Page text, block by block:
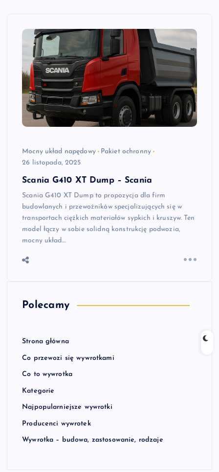
Mocny układ napędowy
Pakiet ochronny
26 listopada, 2025
Scania G410 XT Dump – Scania
Scania G410 XT Dump to propozycja dla firm
budowlanych i przewoźników specjalizujących się w
transportach ciężkich materiałów sypkich i kruszyw. Ten
model łączy w sobie solidną konstrukcję podwozia,
mocny układ…
Polecamy
Strona główna
Co przewozi się wywrotkami
Co to wywrotka
Kategorie
Najpopularniejsze wywrotki
Producenci wywrotek
Wywrotka – budowa, zastosowanie, rodzaje